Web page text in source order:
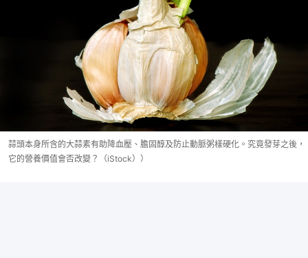
蒜頭本身所含的大蒜素有助降血壓、膽固醇及防止動脈粥樣硬化。究竟發芽之後，
它的營養價值會否改變？（iStock））